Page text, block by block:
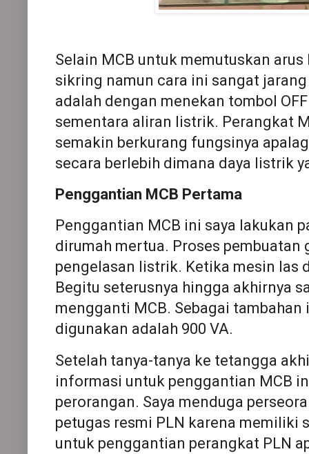
Selain MCB untuk memutuskan
sikring namun cara ini sangat
adalah dengan menekan tombol
sementara aliran listrik. Perangkat
semakin berkurang fungsinya
secara berlebih dimana daya listrik
Penggantian MCB Pertama
Penggantian MCB ini saya lakukan
dirumah mertua. Proses
pengelasan listrik. Ketika mesin las
Begitu seterusnya hingga akhirnya
mengganti MCB. Sebagai
digunakan adalah 900 VA.
Setelah tanya-tanya ke tetangga
informasi untuk penggantian MCB
perorangan. Saya menduga
petugas resmi PLN karena memiliki
untuk penggantian perangkat PLN